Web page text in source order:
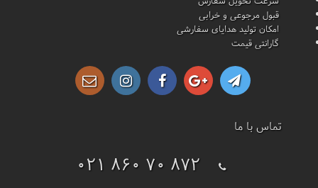
قبول مرجوعی و خرابی
امکان تولید هدایای سفارشی
گارانتی قیمت
تماس با ما
021 860 70 872